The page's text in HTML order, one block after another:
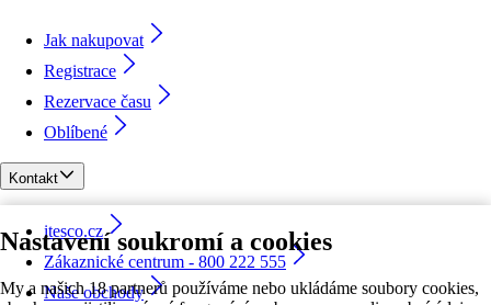
Nastavení soukromí a cookies
My a našich 18 partnerů používáme nebo ukládáme soubory cookies,
Jak nakupovat
Registrace
Rezervace času
Oblíbené
Kontakt
itesco.cz
Zákaznické centrum - 800 222 555
Naše obchody